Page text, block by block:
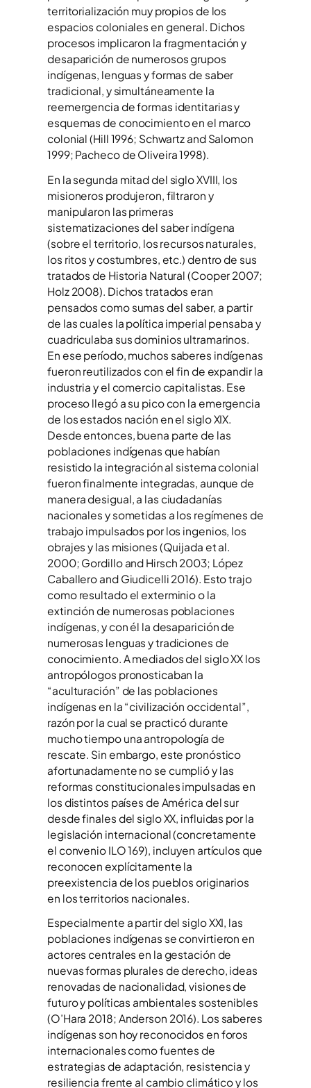
territorialización muy propios de los
espacios coloniales en general. Dichos
procesos implicaron la fragmentación y
desaparición de numerosos grupos
indígenas, lenguas y formas de saber
tradicional, y simultáneamente la
reemergencia de formas identitarias y
esquemas de conocimiento en el marco
colonial (Hill 1996; Schwartz and Salomon
1999; Pacheco de Oliveira 1998).
En la segunda mitad del siglo XVIII, los
misioneros produjeron, filtraron y
manipularon las primeras
sistematizaciones del saber indígena
(sobre el territorio, los recursos naturales,
los ritos y costumbres, etc.) dentro de sus
tratados de Historia Natural (Cooper 2007;
Holz 2008). Dichos tratados eran
pensados como sumas del saber, a partir
de las cuales la política imperial pensaba y
cuadriculaba sus dominios ultramarinos.
En ese período, muchos saberes indígenas
fueron reutilizados con el fin de expandir la
industria y el comercio capitalistas. Ese
proceso llegó a su pico con la emergencia
de los estados nación en el siglo XIX.
Desde entonces, buena parte de las
poblaciones indígenas que habían
resistido la integración al sistema colonial
fueron finalmente integradas, aunque de
manera desigual, a las ciudadanías
nacionales y sometidas a los regímenes de
trabajo impulsados por los ingenios, los
obrajes y las misiones (Quijada et al.
2000; Gordillo and Hirsch 2003; López
Caballero and Giudicelli 2016). Esto trajo
como resultado el exterminio o la
extinción de numerosas poblaciones
indígenas, y con él la desaparición de
numerosas lenguas y tradiciones de
conocimiento. A mediados del siglo XX los
antropólogos pronosticaban la
“aculturación” de las poblaciones
indígenas en la “civilización occidental”,
razón por la cual se practicó durante
mucho tiempo una antropología de
rescate. Sin embargo, este pronóstico
afortunadamente no se cumplió y las
reformas constitucionales impulsadas en
los distintos países de América del sur
desde finales del siglo XX, influidas por la
legislación internacional (concretamente
el convenio ILO 169), incluyen artículos que
reconocen explícitamente la
preexistencia de los pueblos originarios
en los territorios nacionales.
Especialmente a partir del siglo XXI, las
poblaciones indígenas se convirtieron en
actores centrales en la gestación de
nuevas formas plurales de derecho, ideas
renovadas de nacionalidad, visiones de
futuro y políticas ambientales sostenibles
(O’Hara 2018; Anderson 2016). Los saberes
indígenas son hoy reconocidos en foros
internacionales como fuentes de
estrategias de adaptación, resistencia y
resiliencia frente al cambio climático y los